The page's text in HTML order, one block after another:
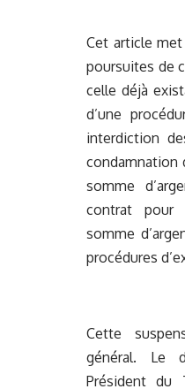
Cet article
poursuites de
celle déjà
d’une
interdiction
condamnation
somme
contrat pour
somme
procédures
Cette
général. Le
Président du